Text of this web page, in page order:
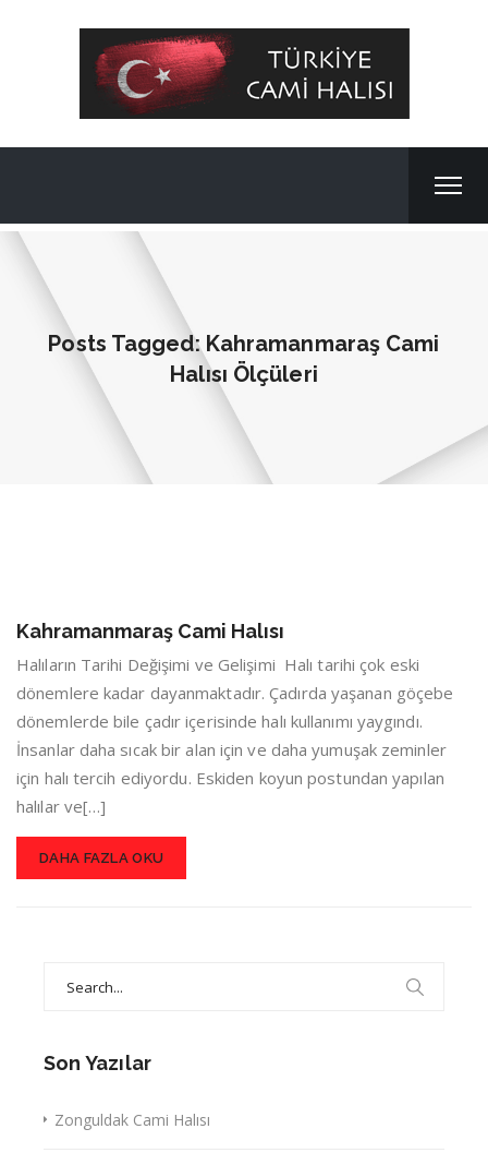
Posts Tagged: Kahramanmaraş Cami
Halısı Ölçüleri
Kahramanmaraş Cami Halısı
Halıların Tarihi Değişimi ve Gelişimi Halı tarihi çok eski
dönemlere kadar dayanmaktadır. Çadırda yaşanan göçebe
dönemlerde bile çadır içerisinde halı kullanımı yaygındı.
İnsanlar daha sıcak bir alan için ve daha yumuşak zeminler
için halı tercih ediyordu. Eskiden koyun postundan yapılan
halılar ve[…]
DAHA FAZLA OKU
Son Yazılar
Zonguldak Cami Halısı